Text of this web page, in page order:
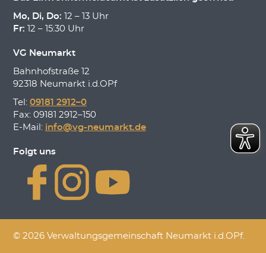
Mo, Di, Do: 12 – 13 Uhr
Fr: 12 – 15:30 Uhr
VG Neumarkt
Bahnhofstraße 12
92318 Neumarkt i.d.OPf
Tel: 09181 2912–0
Fax: 09181 2912–150
E-Mail: info@vg-neumarkt.de
Folgt uns
© 2026 Verwaltungsgemeinschaft Neumarkt i.d.OPf.